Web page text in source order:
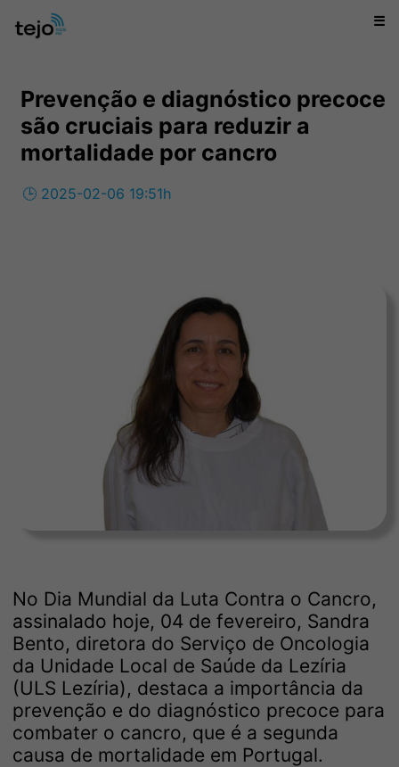
☰
Prevenção e diagnóstico precoce
são cruciais para reduzir a
mortalidade por cancro
🕒 2025-02-06 19:51h
No Dia Mundial da Luta Contra o Cancro,
assinalado hoje, 04 de fevereiro, Sandra
Bento, diretora do Serviço de Oncologia
da Unidade Local de Saúde da Lezíria
(ULS Lezíria), destaca a importância da
prevenção e do diagnóstico precoce para
combater o cancro, que é a segunda
causa de mortalidade em Portugal.